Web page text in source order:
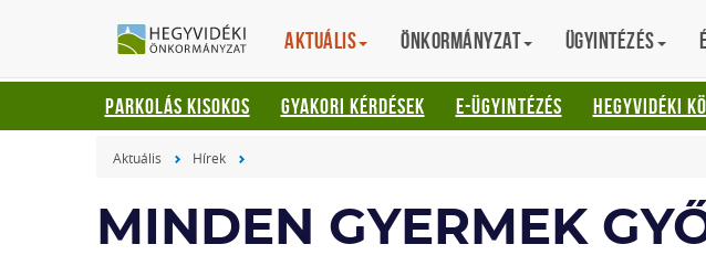
HEGYVIDÉKI
ÖNKORMÁNYZAT
Aktuális Önkormányzat Ügyintézés
English Translation
PARKOLÁS KISOKOS GYAKORI KÉRDÉSEK E-ÜGYINTÉZÉS HEGYVIDÉKI
Aktuális Hírek
MINDEN GYERMEK